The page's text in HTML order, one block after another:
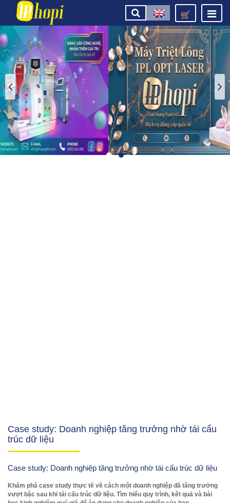
Case study: Doanh nghiệp tăng trưởng nhờ tái cấu
trúc dữ liệu
Case study: Doanh nghiệp tăng trưởng nhờ tái cấu trúc dữ liệu
Khám phá case study thực tế về cách một doanh nghiệp đã tăng trưởng
vượt bậc sau khi tái cấu trúc dữ liệu. Tìm hiểu quy trình, kết quả và bài